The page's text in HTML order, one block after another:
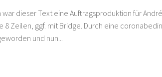
war dieser Text eine Auftragsproduktion für
8 Zeilen, ggf. mit Bridge. Durch eine
und nun...